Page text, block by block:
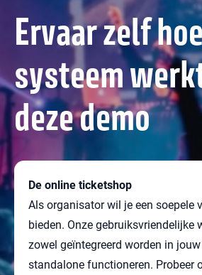
Ervaar zelf
systeem
deze demo
De online ticketshop
Als organisator wil je een soepele
bieden. Onze gebruiksvriendelijke
zowel geïntegreerd worden in
standalone functioneren. Probeer